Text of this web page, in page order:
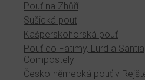
Pouť na Zhůří
Sušická pouť
Kašperskohorská pouť
Pouť do Fatimy, Lurd a
Compostely
Česko-německá pouť v